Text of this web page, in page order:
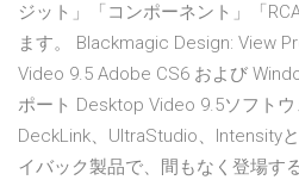
ジット」「コンポーネント」「
ます。 Blackmagic Design: View
Video 9.5 Adobe CS6 および
ポート Desktop Video 9.5ソフト
DeckLink、UltraStudio、Intensity
イバック製品で、間もなく登場